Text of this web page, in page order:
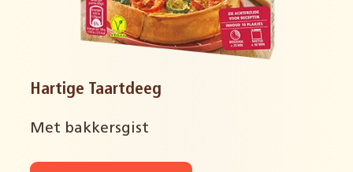
Hartige Taartdeeg
Met bakkersgist